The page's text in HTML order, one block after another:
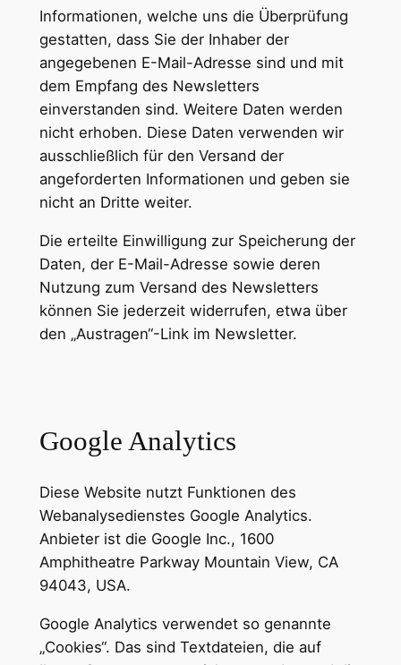
Informationen, welche uns die Überprüfung
gestatten, dass Sie der Inhaber der
angegebenen E-Mail-Adresse sind und mit
dem Empfang des Newsletters
einverstanden sind. Weitere Daten werden
nicht erhoben. Diese Daten verwenden wir
ausschließlich für den Versand der
angeforderten Informationen und geben sie
nicht an Dritte weiter.
Die erteilte Einwilligung zur Speicherung der
Daten, der E-Mail-Adresse sowie deren
Nutzung zum Versand des Newsletters
können Sie jederzeit widerrufen, etwa über
den „Austragen“-Link im Newsletter.
Google Analytics
Diese Website nutzt Funktionen des
Webanalysedienstes Google Analytics.
Anbieter ist die Google Inc., 1600
Amphitheatre Parkway Mountain View, CA
94043, USA.
Google Analytics verwendet so genannte
„Cookies“. Das sind Textdateien, die auf